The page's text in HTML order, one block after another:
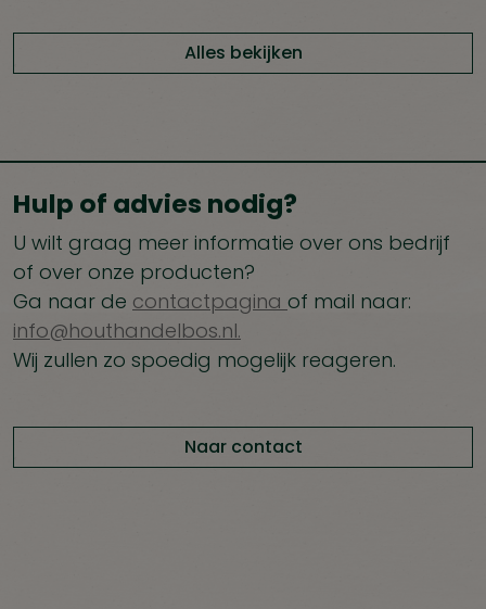
Alles bekijken
Hulp of advies nodig?
U wilt graag meer informatie over ons bedrijf
of over onze producten?
Ga naar de contactpagina of mail naar:
info@houthandelbos.nl.
Wij zullen zo spoedig mogelijk reageren.
Naar contact